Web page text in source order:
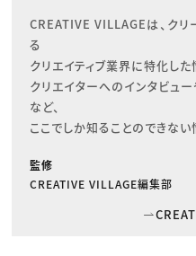
CREATIVE VILLAGEは、ク
る
クリエイティブ業界に特化した
クリエイターへのインタビュ
など、
ここでしか知ることのできない
監修
CREATIVE VILLAGE編集部